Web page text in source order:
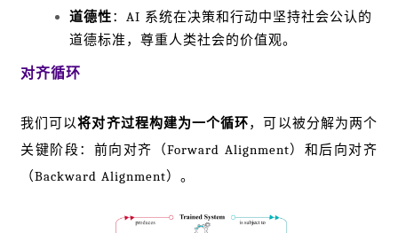
道德性：AI 系统在决策和行动中坚持社会公认的
道德标准，尊重人类社会的价值观。
对齐循环
我们可以将对齐过程构建为一个循环，可以被分解为两个
关键阶段：前向对齐（Forward Alignment）和后向对齐
（Backward Alignment）。